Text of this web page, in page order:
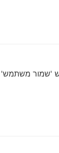
'שמור